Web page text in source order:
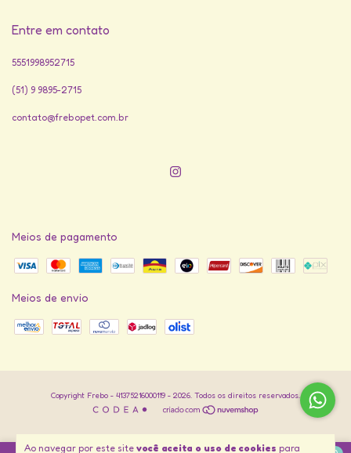
Ao navegar por este site você aceita o uso de cookies para
Entre em contato
5551998952715
(51) 9 9895-2715
contato@frebopet.com.br
Meios de pagamento
Meios de envio
Copyright Frebo - 41375216000119 - 2026. Todos os direitos reservados.